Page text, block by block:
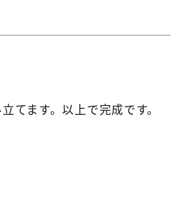
Me
てます。以上で完成です。